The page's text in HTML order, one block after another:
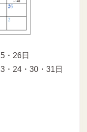
・26日
・24・30・31日